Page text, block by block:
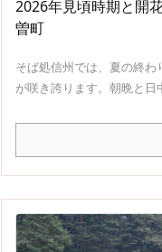
2026年見頃時期と開
曽町
そば処信州では、夏の終
が咲き誇ります。朝晩と日